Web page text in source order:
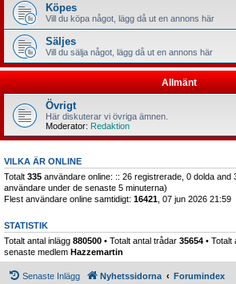
Köpes
Vill du köpa något, lägg då ut en annons här
Säljes
Vill du sälja något, lägg då ut en annons här
Allmänt
Övrigt
Här diskuterar vi övriga ämnen.
Moderator: Redaktion
VILKA ÄR ONLINE
Totalt 335 användare online: :: 26 registrerade, 0 dolda
användare under de senaste 5 minuterna)
Flest användare online samtidigt: 16421 , 07 jun 2026 21:59
STATISTIK
Totalt antal inlägg 880500 • Totalt antal trådar 35654 • Totalt
senaste medlem Hazzemartin
Senaste Inlägg Nyhetssidorna Forumindex